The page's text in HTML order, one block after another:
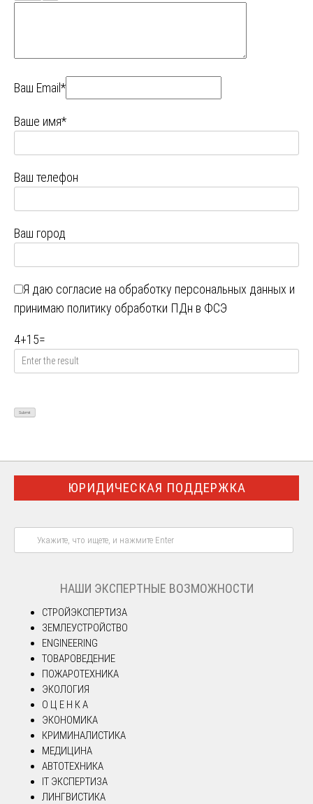
Ваш Email*
Ваше имя*
Ваш телефон
Ваш город
Я даю согласие на обработку персональных данных и
принимаю политику обработки ПДн в ФСЭ
4+15=
ЮРИДИЧЕСКАЯ ПОДДЕРЖКА
НАШИ ЭКСПЕРТНЫЕ ВОЗМОЖНОСТИ
СТРОЙЭКСПЕРТИЗА
ЗЕМЛЕУСТРОЙСТВО
ENGINEERING
ТОВАРОВЕДЕНИЕ
ПОЖАРОТЕХНИКА
ЭКОЛОГИЯ
О Ц Е Н К А
ЭКОНОМИКА
КРИМИНАЛИСТИКА
МЕДИЦИНА
АВТОТЕХНИКА
IT ЭКСПЕРТИЗА
ЛИНГВИСТИКА